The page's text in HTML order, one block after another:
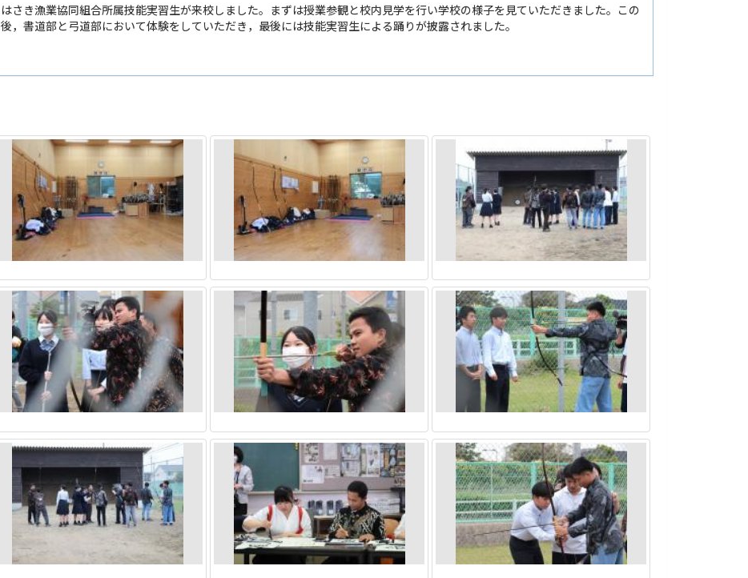
はさき漁業協同組合所属技能実習生が来校しました。まずは授業参観と校内見学を行い学校の様子を見ていただきました。この
後，書道部と弓道部において体験をしていただき，最後には技能実習生による踊りが披露されました。